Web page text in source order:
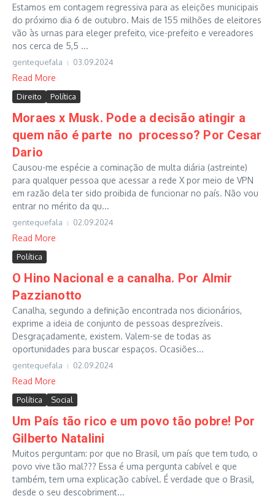
Estamos em contagem regressiva para as eleições municipais
do próximo dia 6 de outubro. Mais de 155 milhões de eleitores
vão às urnas para eleger prefeito, vice-prefeito e vereadores
nos cerca de 5,5 ...
gentequefala 03.09.2024
Read More
Direito Política
Moraes x Musk. Pode a decisão atingir a
quem não é parte no processo? Por Cesar
Dario
Causou-me espécie a cominação de multa diária (astreinte)
para qualquer pessoa que acessar a rede X por meio de VPN
em razão dela ter sido proibida de funcionar no país. Não vou
entrar no mérito da qu...
gentequefala 02.09.2024
Read More
Política
O Hino Nacional e a canalha. Por Almir
Pazzianotto
Canalha, segundo a definição encontrada nos dicionários,
exprime a ideia de conjunto de pessoas desprezíveis.
Desgraçadamente, existem. Valem-se de todas as
oportunidades para buscar espaços. Ocasiões...
gentequefala 02.09.2024
Read More
Política Social
Um País tão rico e um povo tão pobre! Por
Gilberto Natalini
Muitos perguntam: por que no Brasil, um país que tem tudo, o
povo vive tão mal??? Essa é uma pergunta cabível e que
também, tem uma explicação cabível. É verdade que o Brasil,
desde o seu descobriment...